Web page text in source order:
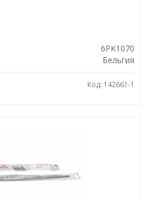
6PK1070
Бельгия
Код: 142661-1